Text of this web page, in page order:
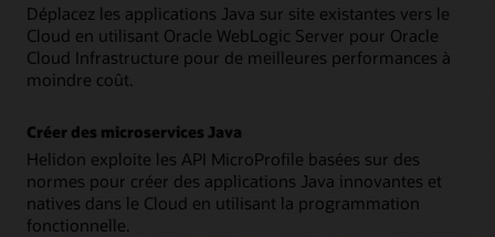
Déplacez les applications Java sur site existantes vers le
Cloud en utilisant Oracle WebLogic Server pour Oracle
Cloud Infrastructure pour de meilleures performances à
moindre coût.
Créer des microservices Java
Helidon exploite les API MicroProfile basées sur des
normes pour créer des applications Java innovantes et
natives dans le Cloud en utilisant la programmation
fonctionnelle.